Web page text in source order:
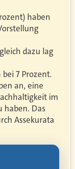
haben
dazu lag
7 Prozent.
an, eine
im
haben. Das
Assekurata